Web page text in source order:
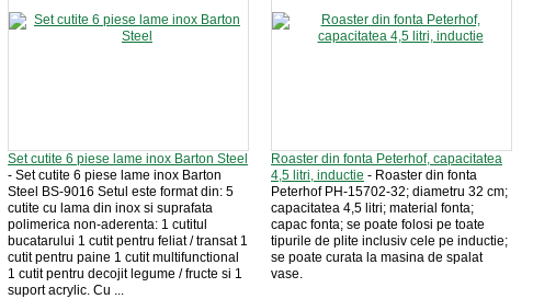
Set cutite 6 piese lame inox Barton Steel
- Set cutite 6 piese lame inox Barton
Steel BS-9016 Setul este format din: 5
cutite cu lama din inox si suprafata
polimerica non-aderenta: 1 cutitul
bucatarului 1 cutit pentru feliat / transat 1
cutit pentru paine 1 cutit multifunctional
1 cutit pentru decojit legume / fructe si 1
suport acrylic. Cu ...
Roaster din fonta Peterhof, capacitatea
4,5 litri, inductie - Roaster din fonta
Peterhof PH-15702-32; diametru 32 cm;
capacitatea 4,5 litri; material fonta;
capac fonta; se poate folosi pe toate
tipurile de plite inclusiv cele pe inductie;
se poate curata la masina de spalat
vase.